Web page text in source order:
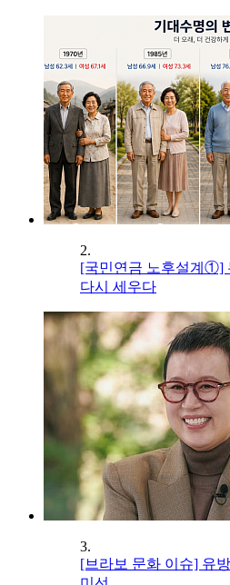
2.
[국민연금 노후설계①]
다시 세우다
3.
[브라보 문화 이슈] 유